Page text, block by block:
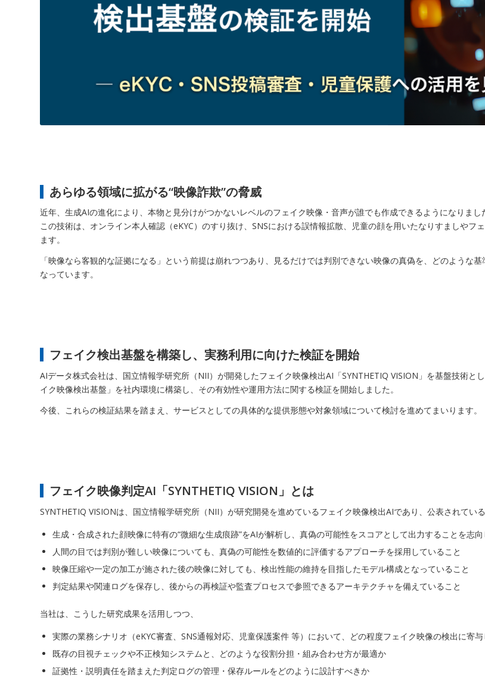
あらゆる領域に拡がる“映像詐欺”の脅威
近年、生成AIの進化により、本物と見分けがつかないレベルのフェイク映像・音声が誰でも作成できるようになりまし
この技術は、オンライン本人確認（eKYC）のすり抜け、SNSにおける誤情報拡散、児童の顔を用いたなりすましや
ます。
「映像なら客観的な証拠になる」という前提は崩れつつあり、見るだけでは判別できない映像の真偽を、どのような
なっています。
フェイク検出基盤を構築し、実務利用に向けた検証を開始
AIデータ株式会社は、国立情報学研究所（NII）が開発したフェイク映像検出AI「SYNTHETIQ VISION」を基盤技術と
イク映像検出基盤」を社内環境に構築し、その有効性や運用方法に関する検証を開始しました。
今後、これらの検証結果を踏まえ、サービスとしての具体的な提供形態や対象領域について検討を進めてまいります。
フェイク映像判定AI「SYNTHETIQ VISION」とは
SYNTHETIQ VISIONは、国立情報学研究所（NII）が研究開発を進めているフェイク映像検出AIであり、公表されてい
生成・合成された顔映像に特有の“微細な生成痕跡”をAIが解析し、真偽の可能性をスコアとして出力することを志
人間の目では判別が難しい映像についても、真偽の可能性を数値的に評価するアプローチを採用していること
映像圧縮や一定の加工が施された後の映像に対しても、検出性能の維持を目指したモデル構成となっていること
判定結果や関連ログを保存し、後からの再検証や監査プロセスで参照できるアーキテクチャを備えていること
当社は、こうした研究成果を活用しつつ、
実際の業務シナリオ（eKYC審査、SNS通報対応、児童保護案件 等）において、どの程度フェイク映像の検出に寄
既存の目視チェックや不正検知システムと、どのような役割分担・組み合わせ方が最適か
証拠性・説明責任を踏まえた判定ログの管理・保存ルールをどのように設計すべきか